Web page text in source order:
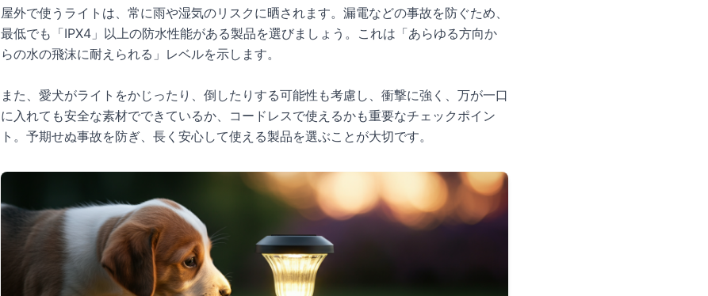
屋外で使うライトは、常に雨や湿気のリスクに晒されます。漏電などの事故を防ぐため、
最低でも「IPX4」以上の防水性能がある製品を選びましょう。これは「あらゆる方向か
らの水の飛沫に耐えられる」レベルを示します。
また、愛犬がライトをかじったり、倒したりする可能性も考慮し、衝撃に強く、万が一口
に入れても安全な素材でできているか、コードレスで使えるかも重要なチェックポイン
ト。予期せぬ事故を防ぎ、長く安心して使える製品を選ぶことが大切です。